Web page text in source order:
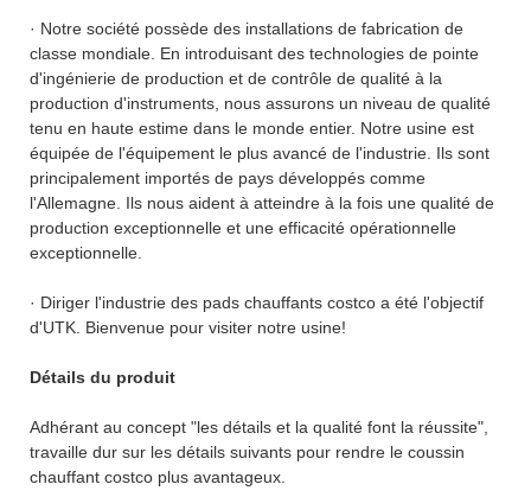
· Notre société possède des installations de fabrication de
classe mondiale. En introduisant des technologies de pointe
d'ingénierie de production et de contrôle de qualité à la
production d'instruments, nous assurons un niveau de qualité
tenu en haute estime dans le monde entier. Notre usine est
équipée de l'équipement le plus avancé de l'industrie. Ils sont
principalement importés de pays développés comme
l'Allemagne. Ils nous aident à atteindre à la fois une qualité de
production exceptionnelle et une efficacité opérationnelle
exceptionnelle.
· Diriger l'industrie des pads chauffants costco a été l'objectif
d'UTK. Bienvenue pour visiter notre usine!
Détails du produit
Adhérant au concept "les détails et la qualité font la réussite",
travaille dur sur les détails suivants pour rendre le coussin
chauffant costco plus avantageux.